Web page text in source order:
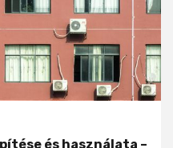
és használata –